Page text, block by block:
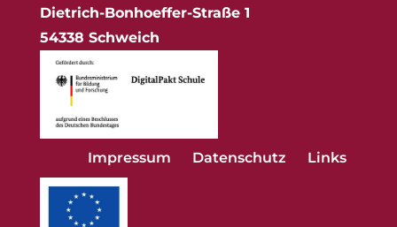
Dietrich-Bonhoeffer-Straße 1
54338 Schweich
Impressum Datenschutz Links